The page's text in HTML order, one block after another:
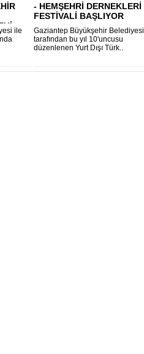
ile
- HEMŞEHRİ DERNEKLERİ
FESTİVALİ BAŞLIYOR
Gaziantep Büyükşehir Belediyesi
tarafından bu yıl 10'uncusu
düzenlenen Yurt Dışı Türk..